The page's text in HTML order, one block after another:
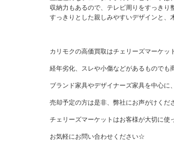
収納力もあるので、テレビ周りをすっきり
すっきりとした親しみやすいデザインと、
カリモクの高価買取はチェリーズマーケッ
経年劣化、スレや小傷などがあるものでも
ブランド家具やデザイナーズ家具を中心に
売却予定の方は是非、弊社にお声がけくだ
チェリーズマーケットはお客様が大切に使
お気軽にお問い合わせください☆